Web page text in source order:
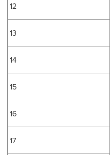
12
13
14
15
16
17